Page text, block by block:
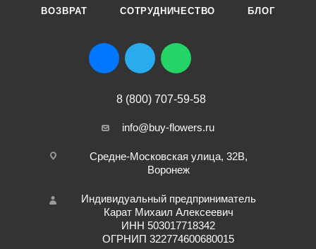
ВОЗВРАТ СОТРУДНИЧЕСТВО БЛОГ
8 (800) 707-59-58
info@buy-flowers.ru
Средне-Московская улица, 32В,
Воронеж
Индивидуальный предприниматель
Карат Михаил Алексеевич
ИНН 503017718342
ОГРНИП 322774600680015